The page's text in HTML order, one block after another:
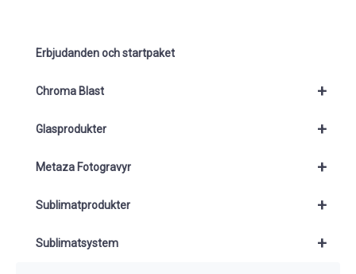
Erbjudanden och startpaket
+
Chroma Blast
+
Glasprodukter
+
Metaza Fotogravyr
+
Sublimatprodukter
+
Sublimatsystem